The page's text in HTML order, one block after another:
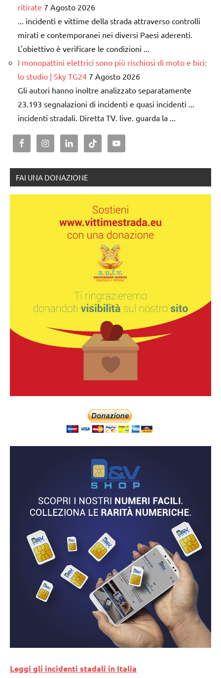
ritirate 7 Agosto 2026
... incidenti e vittime della strada attraverso controlli
mirati e contemporanei nei diversi Paesi aderenti.
L'obiettivo è verificare le condizioni ...
I monopattini elettrici sono più rischiosi di moto e bici:
lo studio | Sky TG24 7 Agosto 2026
Gli autori hanno inoltre analizzato separatamente
23.193 segnalazioni di incidenti e quasi incidenti ...
incidenti stradali. Diretta TV. live. guarda la ...
FAI UNA DONAZIONE
Leggi gli incidenti stadali in Italia